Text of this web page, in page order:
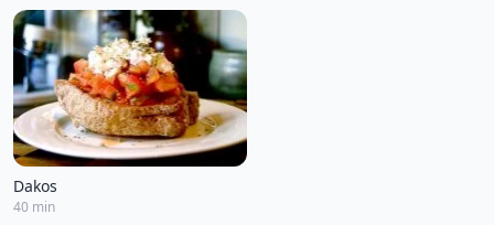
Dakos
40 min